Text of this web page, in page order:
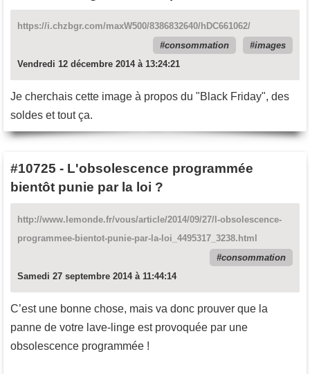
https://i.chzbgr.com/maxW500/8386832640/hDC661062/
consommation
images
Vendredi 12 décembre 2014 à 13:24:21
Je cherchais cette image à propos du "Black Friday", des
soldes et tout ça.
#10725 - L'obsolescence programmée
bientôt punie par la loi ?
http://www.lemonde.fr/vous/article/2014/09/27/l-obsolescence-
programmee-bientot-punie-par-la-loi_4495317_3238.html
consommation
Samedi 27 septembre 2014 à 11:44:14
C’est une bonne chose, mais va donc prouver que la
panne de votre lave-linge est provoquée par une
obsolescence programmée !